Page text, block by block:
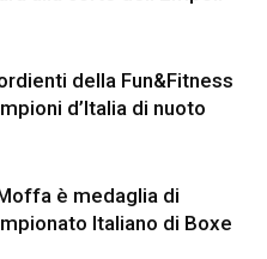
della Fun&Fitness
d’Italia di nuoto
è medaglia di
Italiano di Boxe